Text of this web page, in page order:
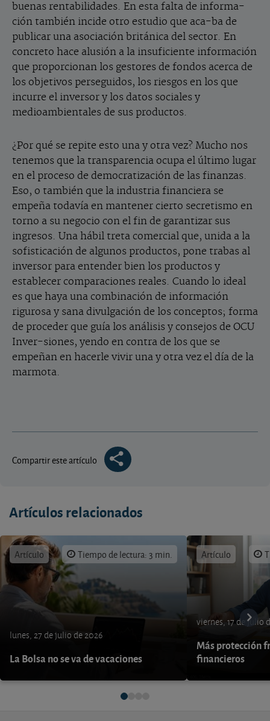
buenas rentabilidades. En esta falta de informa-
ción también incide otro estudio que aca-ba de
publicar una asociación británica del sector. En
concreto hace alusión a la insuficiente información
que proporcionan los gestores de fondos acerca de
los objetivos perseguidos, los riesgos en los que
incurre el inversor y los datos sociales y
medioambientales de sus productos.
¿Por qué se repite esto una y otra vez? Mucho nos
tenemos que la transparencia ocupa el último lugar
en el proceso de democratización de las finanzas.
Eso, o también que la industria financiera se
empeña todavía en mantener cierto secretismo en
torno a su negocio con el fin de garantizar sus
ingresos. Una hábil treta comercial que, unida a la
sofisticación de algunos productos, pone trabas al
inversor para entender bien los productos y
establecer comparaciones reales. Cuando lo ideal
es que haya una combinación de información
rigurosa y sana divulgación de los conceptos; forma
de proceder que guía los análisis y consejos de OCU
Inver-siones, yendo en contra de los que se
empeñan en hacerle vivir una y otra vez el día de la
marmota.
Compartir este artículo
Artículos relacionados
Artículo Tiempo de lectura: 3 min.
lunes, 27 de julio de 2026
La Bolsa no se va de vacaciones
Artículo
viernes, 17 de julio
Más protección
financieros